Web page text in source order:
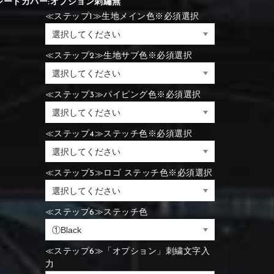
⑮Wine red
⑫Ivory
⑮Wine red
⑪Black ⑫Ivory
⑮Wine red
⑪Blue
⑮Rose pink
⑲Yellow-green
⑪Blue
⑲Yellow-green ⑳Purple
ートカバー:オプション刺繡無
≪ステップ1≫生地メイン色※必須選択
≪ステップ2≫生地サブ色※必須選択
≪ステップ3≫パイピング色※必須選択
≪ステップ4≫ステッチ色※必須選択
≪ステップ5≫ロゴ ステッチ色※必須選択
≪ステップ6≫ステッチ色
≪ステップ6≫「オプション」刺繍文字入
力